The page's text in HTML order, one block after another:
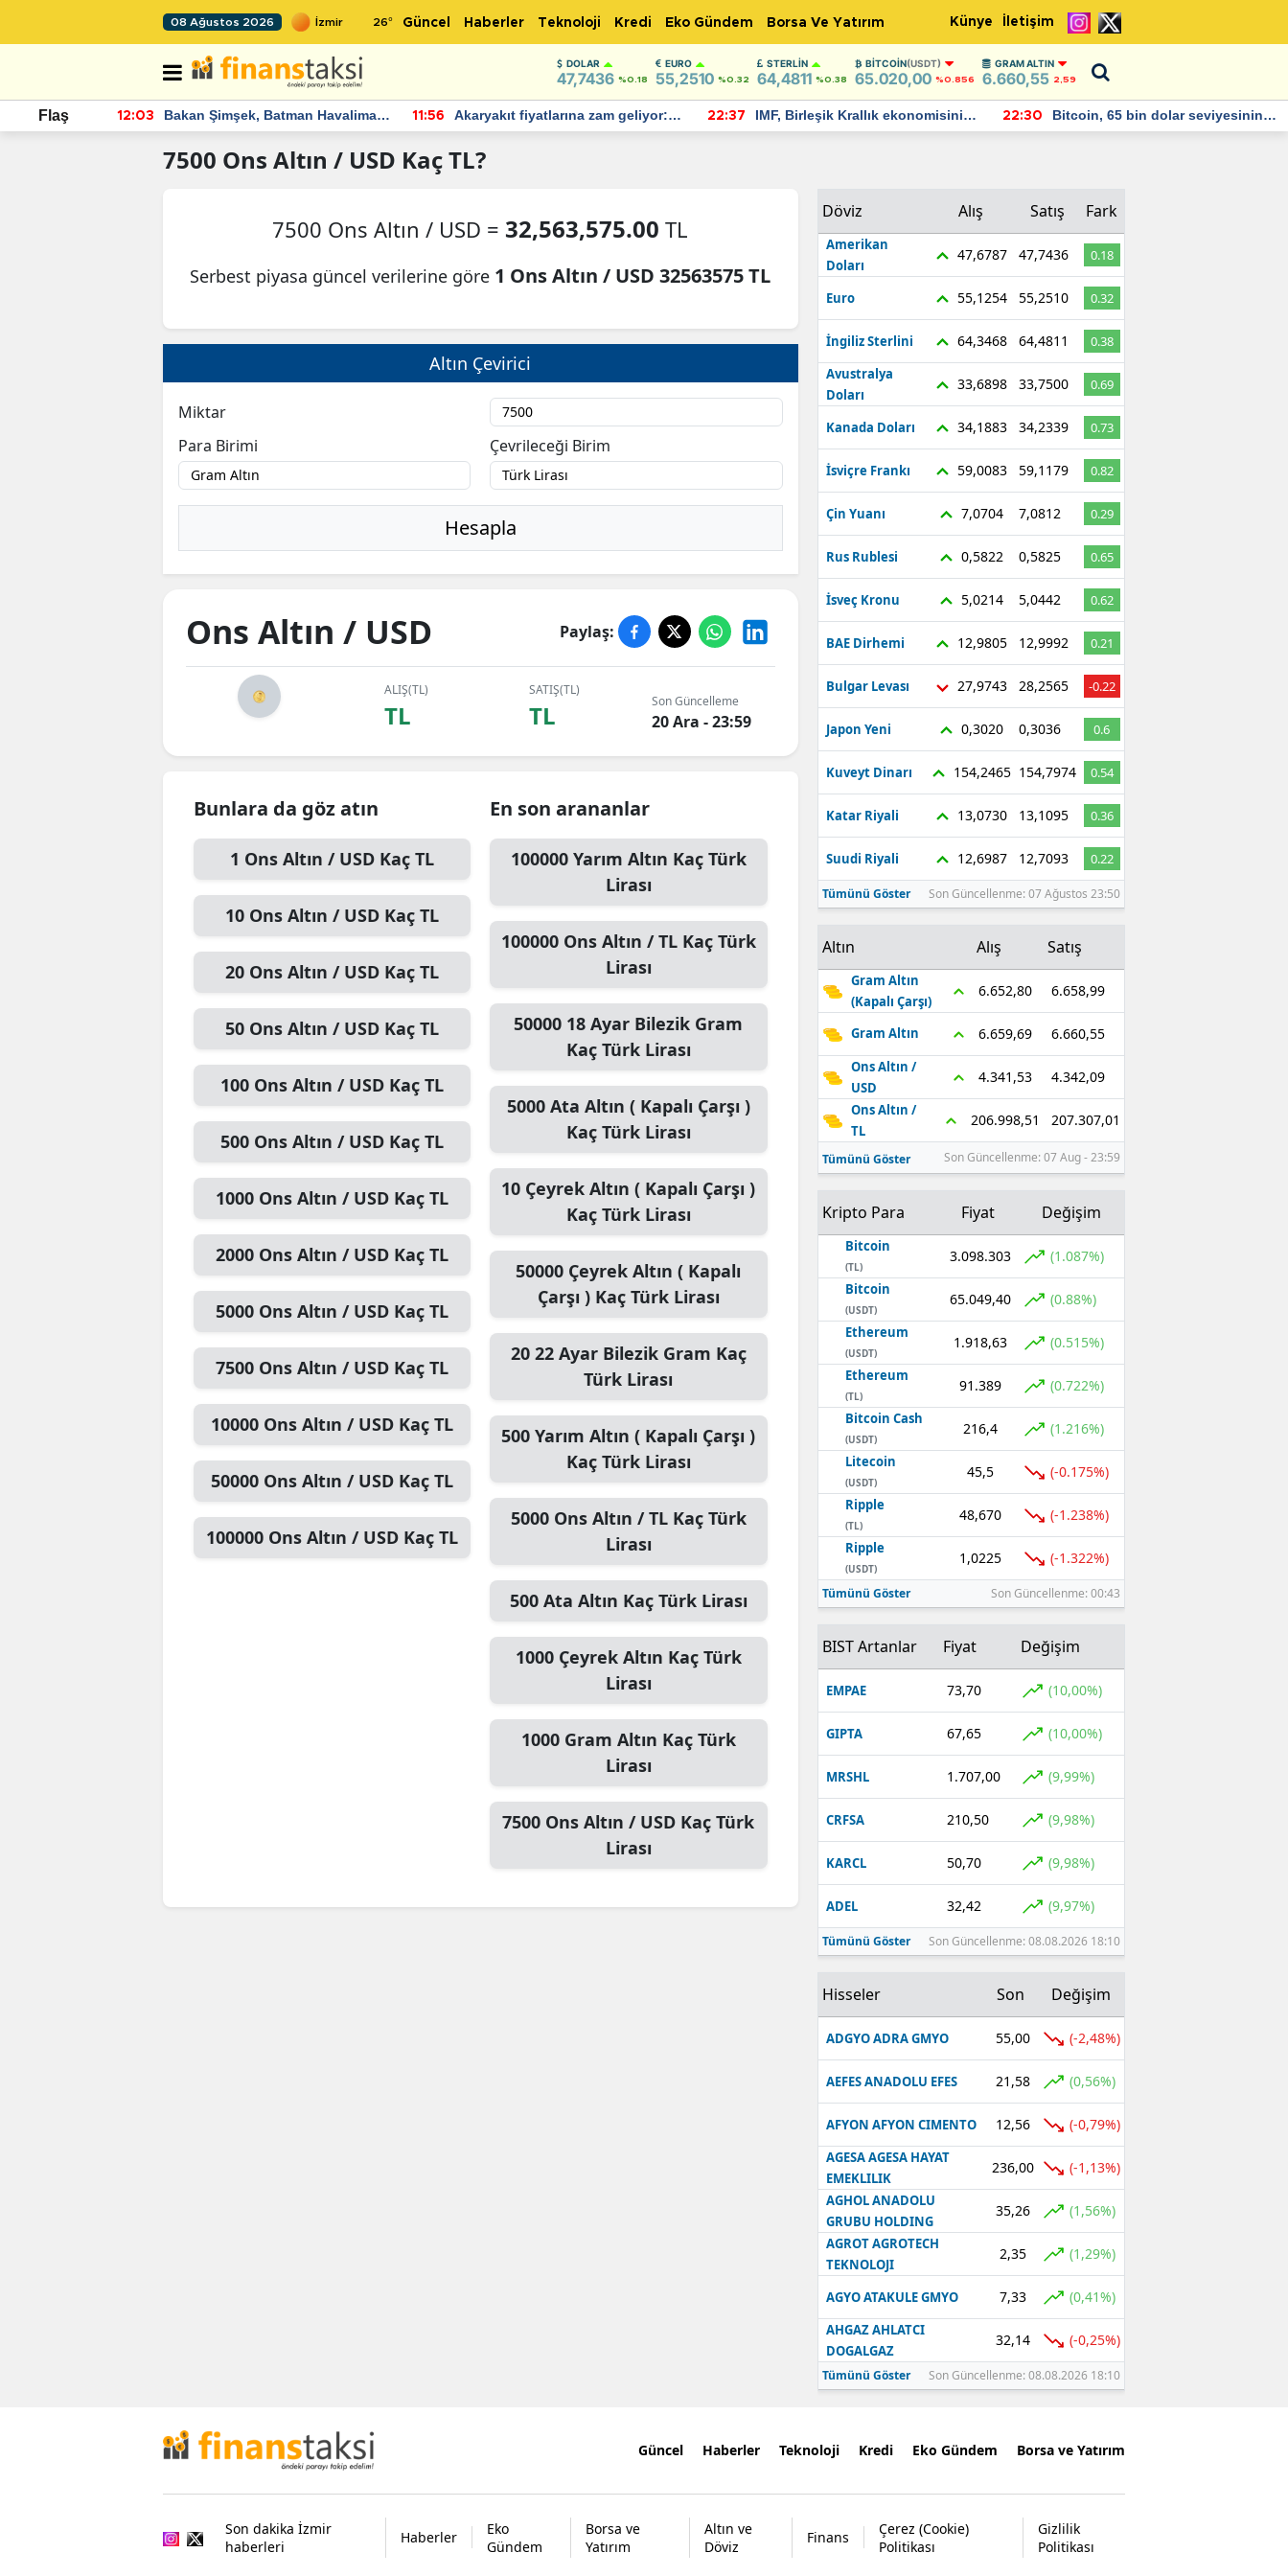
08 Ağustos 2026 26° Güncel Haberler Teknoloji Kredi Eko Gündem Borsa Ve Yatırım Künye İletişim
DOLAR
47,7436 %0.18
EURO
55,2510 %0.32
STERLIN
64,4811 %0.38
BITCOIN(USDT)
65.020,00 %0.856
GRAM ALTIN
6.660,55 2,59
Flaş
artan
12:03
Bakan Şimşek, Batman Havalimanı
için umut verici açıklamalarda
bulundu
11:56
Akaryakıt fiyatlarına zam geliyor:
Yeni tarih açıklandı
22:37
IMF, Birleşik Krallık ekonomisinin
bu yıl yüzde 1 büyümesini
22:30
Bitcoin, 65 bin dolar seviyesinin
altına düştü...
7500 Ons Altın / USD Kaç TL?
7500 Ons Altın / USD = 32,563,575.00TL
Serbest piyasa güncel verilerine göre 1 Ons Altın / USD 32563575 TL
Altın Çevirici
Miktar
Para Birimi
Çevrileceği Birim
Hesapla
Ons Altın / USD Paylaş:
ALIŞ(TL)
TL
SATIŞ(TL)
TL Son Güncelleme
20 Ara - 23:59
Bunlara da göz atın
1 Ons Altın / USD Kaç TL
10 Ons Altın / USD Kaç TL
20 Ons Altın / USD Kaç TL
50 Ons Altın / USD Kaç TL
100 Ons Altın / USD Kaç TL
500 Ons Altın / USD Kaç TL
1000 Ons Altın / USD Kaç TL
2000 Ons Altın / USD Kaç TL
5000 Ons Altın / USD Kaç TL
7500 Ons Altın / USD Kaç TL
10000 Ons Altın / USD Kaç TL
50000 Ons Altın / USD Kaç TL
100000 Ons Altın / USD Kaç TL
En son arananlar
100000 Yarım Altın Kaç Türk
Lirası
100000 Ons Altın / TLKaç Türk
Lirası
50000 18 Ayar Bilezik Gram
Kaç Türk Lirası
5000 Ata Altın ( Kapalı Çarşı )
Kaç Türk Lirası
10 Çeyrek Altın ( Kapalı Çarşı )
Kaç Türk Lirası
50000 Çeyrek Altın ( Kapalı
Çarşı )Kaç Türk Lirası
20 22 Ayar Bilezik Gram Kaç
Türk Lirası
500Yarım Altın ( Kapalı Çarşı )
Kaç Türk Lirası
5000 Ons Altın / TLKaç Türk
Lirası
500 Ata Altın Kaç Türk Lirası
1000 Çeyrek Altın Kaç Türk
Lirası
1000 Gram Altın Kaç Türk
Lirası
7500 Ons Altın / USD Kaç Türk
Lirası
Döviz Alış Satış Fark
Amerikan
Doları
47,6787 47,7436 0.18
Euro 55,1254 55,2510 0.32
İngiliz Sterlini 64,3468 64,4811
0.38
Avustralya
Doları
33,6898 33,7500 0.69
Kanada Doları 34,1883 34,2339 0.73
İsviçre Frankı 59,0083 59,1179 0.82
Çin Yuanı 7,0704 7,0812 0.29
Rus Rublesi 0,5822 0,5825 0.65
İsveç Kronu 5,0214 5,0442 0.62
BAE Dirhemi 12,9805 12,9992 0.21
Bulgar Levası 27,9743 28,2565 -0.22
Japon Yeni 0,3020 0,3036 0.6
Kuveyt Dinarı 154,2465 154,7974 0.54
Katar Riyali 13,0730 13,1095 0.36
Suudi Riyali 12,6987 12,7093 0.22
Tümünü Göster Son Güncellenme: 07 Ağustos 23:50
Altın Alış Satış
Gram Altın
(Kapalı Çarşı)
6.652,80 6.658,99
Gram Altın 6.659,69 6.660,55
Ons Altın /
USD
4.341,53 4.342,09
Ons Altın /
TL
206.998,51 207.307,01
Tümünü Göster Son Güncellenme: 07 Aug - 23:59
Kripto Para Fiyat Değişim
Bitcoin
(TL)
3.098.303 (1.087%)
Bitcoin
(USDT)
65.049,40 (0.88%)
Ethereum
(USDT)
1.918,63 (0.515%)
Ethereum
(TL)
91.389 (0.722%)
Bitcoin Cash
(USDT)
216,4 (1.216%)
Litecoin
(USDT)
45,5 (-0.175%)
Ripple
(TL)
48,670 (-1.238%)
Ripple
(USDT)
1,0225 (-1.322%)
Tümünü Göster Son Güncellenme: 00:43
BIST Artanlar Fiyat Değişim
EMPAE 73,70 (10,00%)
GIPTA 67,65 (10,00%)
MRSHL 1.707,00 (9,99%)
CRFSA 210,50 (9,98%)
KARCL 50,70 (9,98%)
ADEL 32,42 (9,97%)
Tümünü Göster Son Güncellenme: 08.08.2026 18:10
Hisseler Son Değişim
ADGYO ADRA GMYO 55,00 (-2,48%)
AEFES ANADOLU EFES 21,58 (0,56%)
AFYON AFYON CIMENTO 12,56 (-0,79%)
AGESA AGESA HAYAT
EMEKLILIK
236,00 (-1,13%)
AGHOL ANADOLU
GRUBU HOLDING
35,26 (1,56%)
AGROT AGROTECH
TEKNOLOJI
2,35 (1,29%)
AGYO ATAKULE GMYO 7,33 (0,41%)
AHGAZ AHLATCI
DOGALGAZ
32,14 (-0,25%)
Tümünü Göster Son Güncellenme: 08.08.2026 18:10
Güncel Haberler Teknoloji Kredi Eko Gündem Borsa ve Yatırım
Son dakika İzmir
haberleri
Haberler
Eko
Gündem
Borsa ve
Yatırım
Altın ve
Döviz
Finans
Çerez (Cookie)
Politikası
Gizlilik
Politikası